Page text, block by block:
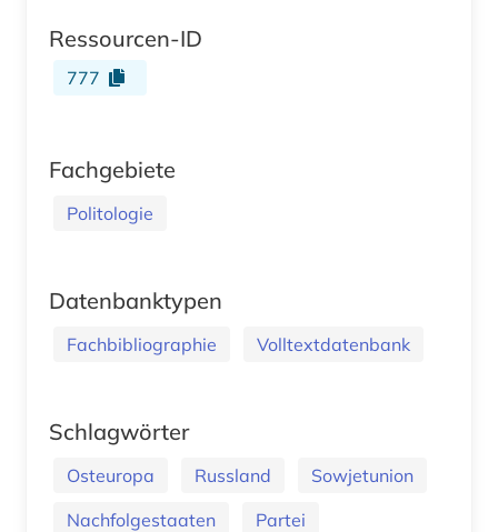
Ressourcen-ID
777
Fachgebiete
Politologie
Datenbanktypen
Fachbibliographie Volltextdatenbank
Schlagwörter
Osteuropa Russland
Sowjetunion
Nachfolgestaaten
Partei